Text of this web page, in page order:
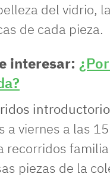
del vidrio,
de cada pieza.
interesar:
a viernes a las
recorridos
piezas de la